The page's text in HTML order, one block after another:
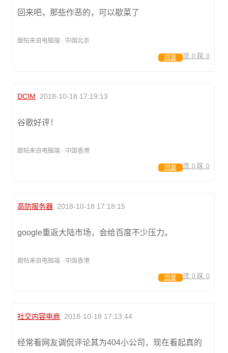
回来吧，那些作恶的，可以歇菜了
跟帖来自电脑端 · 中国北京
顶: 0 踩: 0
回复
DCIM 2018-10-18 17:19:13
谷歌好评！
跟帖来自电脑端 · 中国香港
顶: 0 踩: 0
回复
高防服务器 2018-10-18 17:18:15
google重返大陆市场，会给百度不少压力。
跟帖来自电脑端 · 中国香港
顶: 0 踩: 0
回复
社交内容电商 2018-10-18 17:13:44
经常看网友调侃评论其为404小公司，现在看起真的